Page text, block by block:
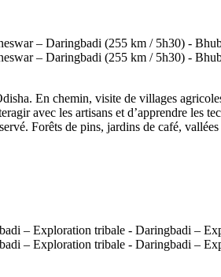
En chemin, visite de villages
avec les artisans et d’apprendre les
Forêts de pins, jardins de café,